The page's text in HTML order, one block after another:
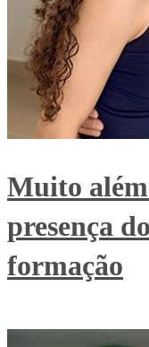
Muito
presença
formação